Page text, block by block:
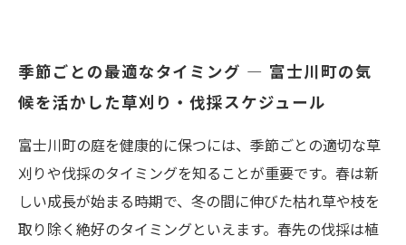
季節ごとの最適なタイミング — 富士川町の気
候を活かした草刈り・伐採スケジュール
富士川町の庭を健康的に保つには、季節ごとの適切な草
刈りや伐採のタイミングを知ることが重要です。春は新
しい成長が始まる時期で、冬の間に伸びた枯れ草や枝を
取り除く絶好のタイミングといえます。春先の伐採は植